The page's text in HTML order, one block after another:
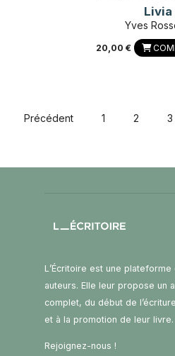
Livia
Yves
20,00 €
Précédent 1 2 3
L’Écritoire est une
auteurs. Elle leur propose un
complet, du début de
et à la promotion de leur livre.
Rejoignez-nous !